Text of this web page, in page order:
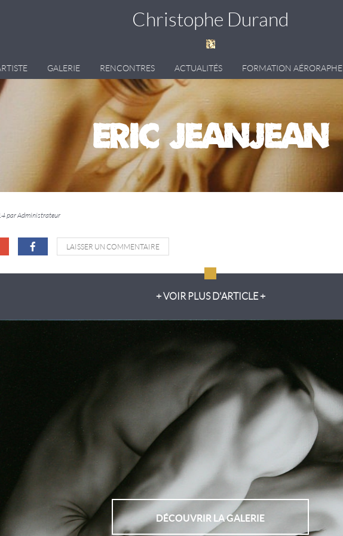
Christophe Durand
GALERIE RENCONTRES ACTUALITÉS FORMATION AÉRORAPHE
Eric Jeanjean
par Administrateur
LAISSER UN COMMENTAIRE
+ VOIR PLUS D'ARTICLE +
DÉCOUVRIR LA GALERIE